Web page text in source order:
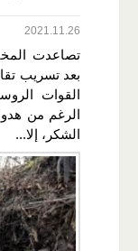
2021.11.26
تصاعدت
بعد تسريب
القوات
الرغم من
الشكر، إلا...